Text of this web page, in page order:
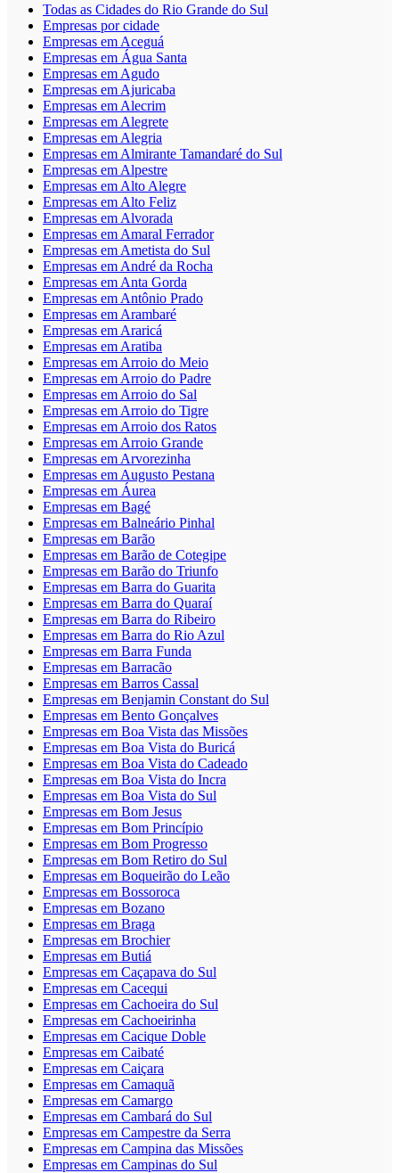
Todas as Cidades do Rio Grande do Sul
Empresas por cidade
Empresas em Aceguá
Empresas em Água Santa
Empresas em Agudo
Empresas em Ajuricaba
Empresas em Alecrim
Empresas em Alegrete
Empresas em Alegria
Empresas em Almirante Tamandaré do Sul
Empresas em Alpestre
Empresas em Alto Alegre
Empresas em Alto Feliz
Empresas em Alvorada
Empresas em Amaral Ferrador
Empresas em Ametista do Sul
Empresas em André da Rocha
Empresas em Anta Gorda
Empresas em Antônio Prado
Empresas em Arambaré
Empresas em Araricá
Empresas em Aratiba
Empresas em Arroio do Meio
Empresas em Arroio do Padre
Empresas em Arroio do Sal
Empresas em Arroio do Tigre
Empresas em Arroio dos Ratos
Empresas em Arroio Grande
Empresas em Arvorezinha
Empresas em Augusto Pestana
Empresas em Áurea
Empresas em Bagé
Empresas em Balneário Pinhal
Empresas em Barão
Empresas em Barão de Cotegipe
Empresas em Barão do Triunfo
Empresas em Barra do Guarita
Empresas em Barra do Quaraí
Empresas em Barra do Ribeiro
Empresas em Barra do Rio Azul
Empresas em Barra Funda
Empresas em Barracão
Empresas em Barros Cassal
Empresas em Benjamin Constant do Sul
Empresas em Bento Gonçalves
Empresas em Boa Vista das Missões
Empresas em Boa Vista do Buricá
Empresas em Boa Vista do Cadeado
Empresas em Boa Vista do Incra
Empresas em Boa Vista do Sul
Empresas em Bom Jesus
Empresas em Bom Princípio
Empresas em Bom Progresso
Empresas em Bom Retiro do Sul
Empresas em Boqueirão do Leão
Empresas em Bossoroca
Empresas em Bozano
Empresas em Braga
Empresas em Brochier
Empresas em Butiá
Empresas em Caçapava do Sul
Empresas em Cacequi
Empresas em Cachoeira do Sul
Empresas em Cachoeirinha
Empresas em Cacique Doble
Empresas em Caibaté
Empresas em Caiçara
Empresas em Camaquã
Empresas em Camargo
Empresas em Cambará do Sul
Empresas em Campestre da Serra
Empresas em Campina das Missões
Empresas em Campinas do Sul